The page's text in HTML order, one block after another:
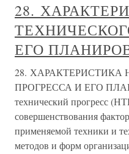
28.
ЕГО
28.
ПРОГРЕССА И ЕГО
технический прогресс
совершенствования
применяемой техники и
методов и форм